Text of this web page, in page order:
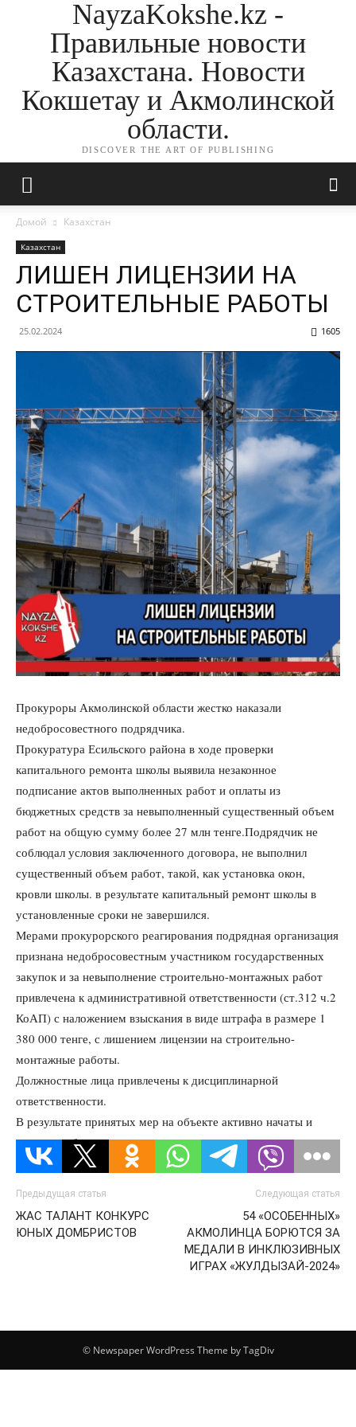
NayzaKokshe.kz -
Правильные новости
Казахстана. Новости
Кокшетау и Акмолинской
области.
DISCOVER THE ART OF PUBLISHING
Домой Казахстан
Казахстан
ЛИШЕН ЛИЦЕНЗИИ НА
СТРОИТЕЛЬНЫЕ РАБОТЫ
25.02.2024 1605
Прокуроры Акмолинской области жестко наказали
недобросовестного подрядчика.
Прокуратура Есильского района в ходе проверки
капитального ремонта школы выявила незаконное
подписание актов выполненных работ и оплаты из
бюджетных средств за невыполненный существенный объем
работ на общую сумму более 27 млн тенге.Подрядчик не
соблюдал условия заключенного договора, не выполнил
существенный объем работ, такой, как установка окон,
кровли школы. в результате капитальный ремонт школы в
установленные сроки не завершился.
Мерами прокурорского реагирования подрядная организация
признана недобросовестным участником государственных
закупок и за невыполнение строительно-монтажных работ
привлечена к административной ответственности (ст.312 ч.2
КоАП) с наложением взыскания в виде штрафа в размере 1
380 000 тенге, с лишением лицензии на строительно-
монтажные работы.
Должностные лица привлечены к дисциплинарной
ответственности.
В результате принятых мер на объекте активно начаты и
ведутся работы.
Предыдущая статья
ЖАС ТАЛАНТ КОНКУРС
ЮНЫХ ДОМБРИСТОВ
Следующая статья
54 «ОСОБЕННЫХ»
АКМОЛИНЦА БОРЮТСЯ ЗА
МЕДАЛИ В ИНКЛЮЗИВНЫХ
ИГРАХ «ЖУЛДЫЗАЙ-2024»
© Newspaper WordPress Theme by TagDiv